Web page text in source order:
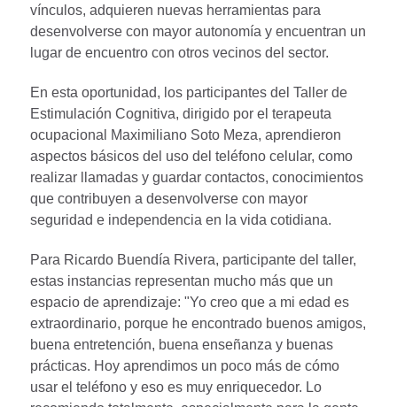
vínculos, adquieren nuevas herramientas para
desenvolverse con mayor autonomía y encuentran un
lugar de encuentro con otros vecinos del sector.
En esta oportunidad, los participantes del Taller de
Estimulación Cognitiva, dirigido por el terapeuta
ocupacional Maximiliano Soto Meza, aprendieron
aspectos básicos del uso del teléfono celular, como
realizar llamadas y guardar contactos, conocimientos
que contribuyen a desenvolverse con mayor
seguridad e independencia en la vida cotidiana.
Para Ricardo Buendía Rivera, participante del taller,
estas instancias representan mucho más que un
espacio de aprendizaje: "Yo creo que a mi edad es
extraordinario, porque he encontrado buenos amigos,
buena entretención, buena enseñanza y buenas
prácticas. Hoy aprendimos un poco más de cómo
usar el teléfono y eso es muy enriquecedor. Lo